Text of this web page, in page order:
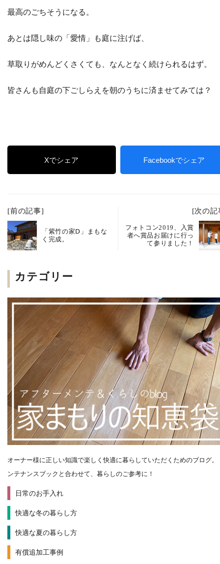
最高のごちそうになる。
あとは隠し味の「愛情」も庭に注げば、
草取りがめんどくさくても、なんとなく続けられるはず。
皆さんも自庭の下ごしらえを朝のうちに済ませてみては？
Xでシェア Facebookでシェア
[前の記事]
「紫竹の家Ⅾ」まもな
く完成。
[次の記
フォトコン2019、入賞
者へ賞品お届けに行っ
て参りました！
カテゴリー
オーナー様に正しい知識で楽しく快適に暮らしていただくためのブログ。
ンテナンスブックと合わせて、暮らしのご参考に！
日常のお手入れ
快適な冬の暮らし方
快適な夏の暮らし方
有償追加工事例